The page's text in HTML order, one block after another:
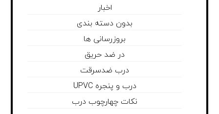
اخبار
بدون دسته بندی
بروزرسانی ها
در ضد حریق
درب ضدسرقت
درب و پنجره UPVC
نکات چهارچوب درب